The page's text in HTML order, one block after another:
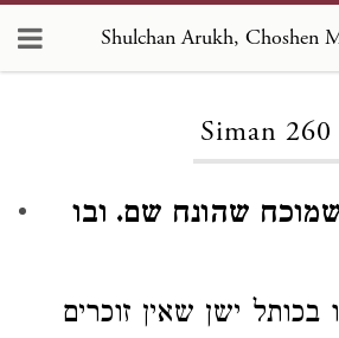
Siman 260
שהונח שם. ובו
בכותל ישן שאין זוכרים